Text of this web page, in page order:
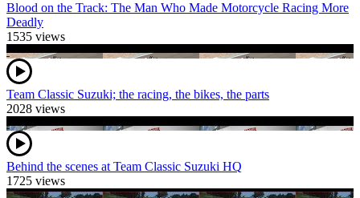
Blood on the Track: The Man Who Made Motorcycle Racing More
Deadly
1535 views
Team Classic Suzuki; the racing, the bikes, the parts
2028 views
Behind the scenes at Team Classic Suzuki HQ
1725 views